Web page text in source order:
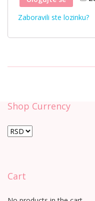
Zaboravili ste lozinku?
Shop Currency
Cart